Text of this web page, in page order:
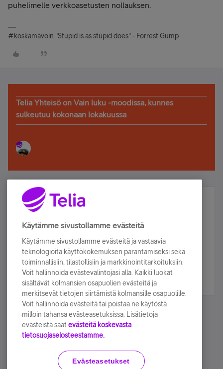
puhelimelle verkkoasetusten nollauksen.
#koskamävoin "Stupid is as stupid does" - Forrest Gump
Telia Yhteisö on Vain luku -moodissa, kunnes
sulkeutuu kokonaan lokakuussa
Älä jää paitsi – osallistu ja voita!
Tilaa Telian uutiskirje ja olet mukana arvonnassa.
sähköpostiisi.
Tilaa nyt
Käyttöehdot Accessibility statement
Käytämme sivustollamme evästeitä
Käytämme sivustollamme evästeitä ja vastaavia
teknologioita käyttökokemuksen parantamiseksi sekä
toiminnallisiin, tilastollisiin ja markkinointitarkoituksiin.
Voit hallinnoida evästevalintojasi alla. Kaikki luokat
sisältävät kolmansien osapuolien evästeitä ja
merkitsevät tietojen siirtämistä kolmansille osapuolille.
Voit hallinnoida evästeitä tai poistaa ne käytöstä
milloin tahansa evästeasetuksissa. Lisätietoja
evästeistä saat evästeitä koskevasta
tietosuojaselosteestamme.
Evästeasetukset